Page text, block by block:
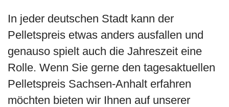
In jeder deutschen Stadt kann der
Pelletspreis etwas anders ausfallen und
genauso spielt auch die Jahreszeit eine
Rolle. Wenn Sie gerne den tagesaktuellen
Pelletspreis Sachsen-Anhalt erfahren
möchten bieten wir Ihnen auf unserer